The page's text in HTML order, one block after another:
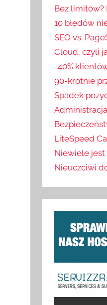
Bez limitów?
10 błędów
SEO vs.
Cloud, czyli
+40%
90-krotnie
Spadek
LiteSpeed
Niewiele
Nieuczciwi